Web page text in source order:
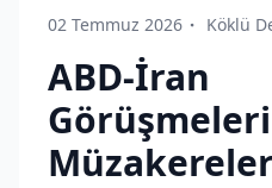
02 Temmuz 2026 Köklü
ABD-İran